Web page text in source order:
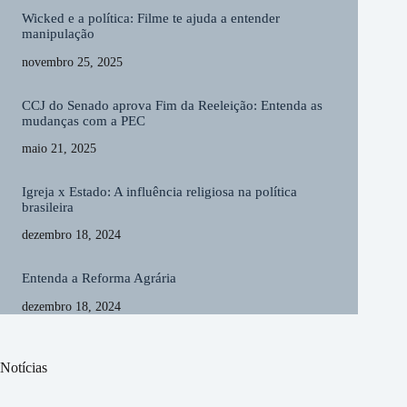
Wicked e a política: Filme te ajuda a entender
manipulação
novembro 25, 2025
CCJ do Senado aprova Fim da Reeleição: Entenda as
mudanças com a PEC
maio 21, 2025
Igreja x Estado: A influência religiosa na política
brasileira
dezembro 18, 2024
Entenda a Reforma Agrária
dezembro 18, 2024
Notícias